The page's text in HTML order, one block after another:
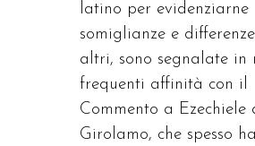
latino per evidenziarne
somiglianze e
altri, sono segnalate in
frequenti affinità con il
Commento a Ezechiele
Girolamo, che spesso